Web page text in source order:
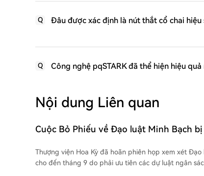
Q Đâu được xác định là nút thắt cổ chai
Q Công nghệ pqSTARK đã thể hiện hiệu
Nội dung Liên quan
Cuộc Bỏ Phiếu về Đạo luật Minh Bạch
Thượng viện Hoa Kỳ đã hoãn phiên họp xem xét Đạo
cho đến tháng 9 do phải ưu tiên các dự luật ngân